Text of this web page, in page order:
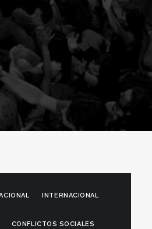
INTERNACIONAL
CONFLICTOS SOCIALES